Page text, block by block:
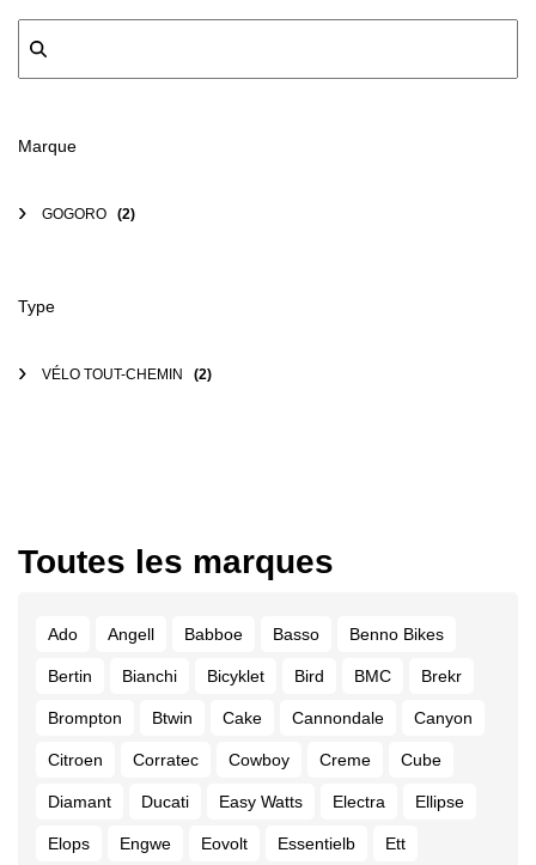
Marque
GOGORO (2)
Type
VÉLO TOUT-CHEMIN (2)
Toutes les marques
Ado Angell Babboe Basso Benno Bikes
Bertin Bianchi Bicyklet Bird BMC Brekr
Brompton Btwin Cake Cannondale Canyon
Citroen Corratec Cowboy Creme Cube
Diamant Ducati Easy Watts Electra Ellipse
Elops Engwe Eovolt Essentielb Ett